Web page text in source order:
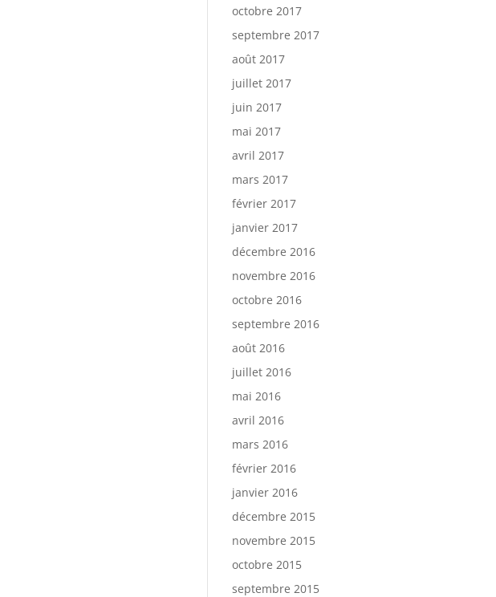
octobre 2017
septembre 2017
août 2017
juillet 2017
juin 2017
mai 2017
avril 2017
mars 2017
février 2017
janvier 2017
décembre 2016
novembre 2016
octobre 2016
septembre 2016
août 2016
juillet 2016
mai 2016
avril 2016
mars 2016
février 2016
janvier 2016
décembre 2015
novembre 2015
octobre 2015
septembre 2015